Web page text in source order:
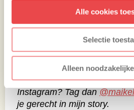
Alle cookies
Selectie
Alleen
Maak je mijn thee en
eendenborst recept en
Instagram? Tag dan
je gerecht in mijn story.